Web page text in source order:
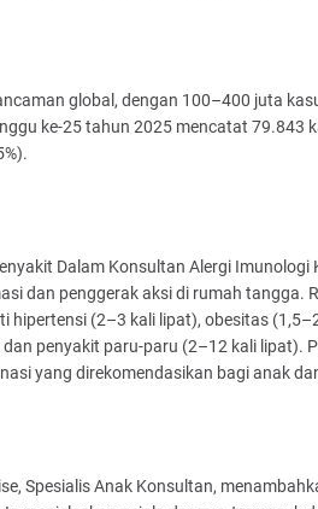
global, dengan 100–400 juta
ke-25 tahun 2025 mencatat 79.843
Dalam Konsultan Alergi
dan penggerak aksi di rumah tangga.
hipertensi (2–3 kali lipat), obesitas
penyakit paru-paru (2–12 kali lipat).
yang direkomendasikan bagi anak
Spesialis Anak Konsultan,